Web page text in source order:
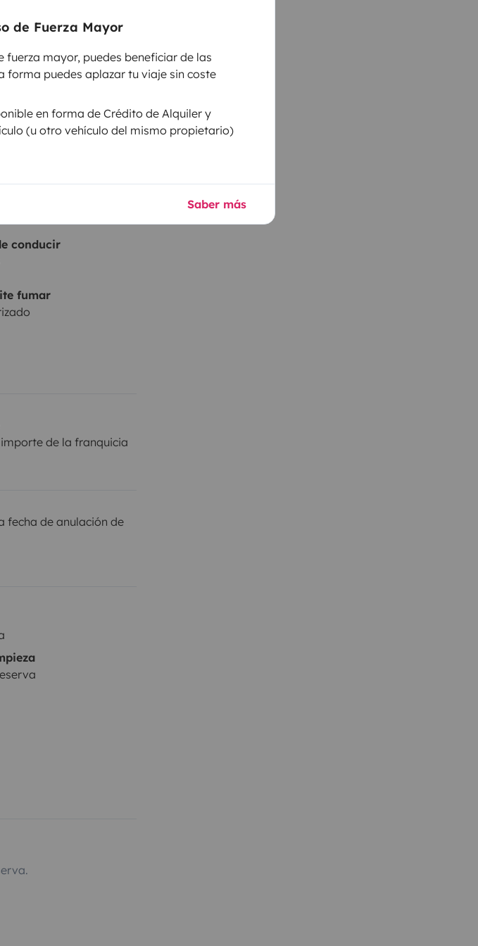
de Fuerza Mayor
mayor, puedes beneficiar de las
forma puedes aplazar tu viaje sin coste
en forma de Crédito de Alquiler y
(u otro vehículo del mismo propietario)
Saber más
conducir
fumar
de la franquicia
fecha de anulación de